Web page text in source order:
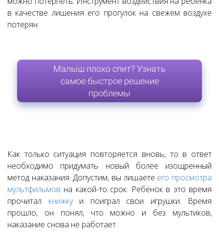
в качестве лишения его прогулок на свежем воздухе
потерян.
Малыш плохо спит? Узнать
самое быстрое решение
проблемы
Как только ситуация повторяется вновь, то в ответ
необходимо придумать новый более изощренный
метод наказания. Допустим, вы лишаете его просмотра
мультфильмов на какой-то срок. Ребёнок в это время
прочитал книжкуи поиграл свои игрушки. Время
прошло, он понял, что можно и без мультиков,
наказание снова не работает.